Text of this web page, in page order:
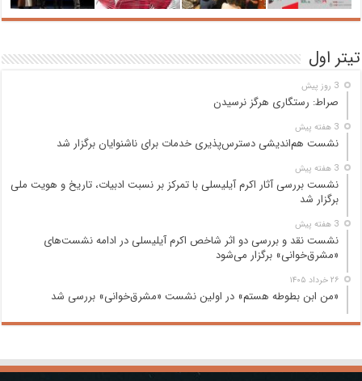
تیتر اول
3 روز پیش
صراط: رستگاری هرگز نرسیدن
3 هفته پیش
نشست هم‌اندیشی دسترس‌پذیری خدمات برای ناشنوایان برگزار شد
3 هفته پیش
نشست بررسی آثار اکرم آیلیسلی با تمرکز بر نسبت ادبیات، تاریخ و هویت ملی
برگزار شد
3 هفته پیش
نشست نقد و بررسی دو اثر شاخص اکرم آیلیسلی در ادامه نشست‌های
«مشرق‌خوانی» برگزار می‌شود
۲۶ خرداد ۱۴۰۵
«من ابن بطوطه هستم» در اولین نشست «مشرق‌خوانی» بررسی شد